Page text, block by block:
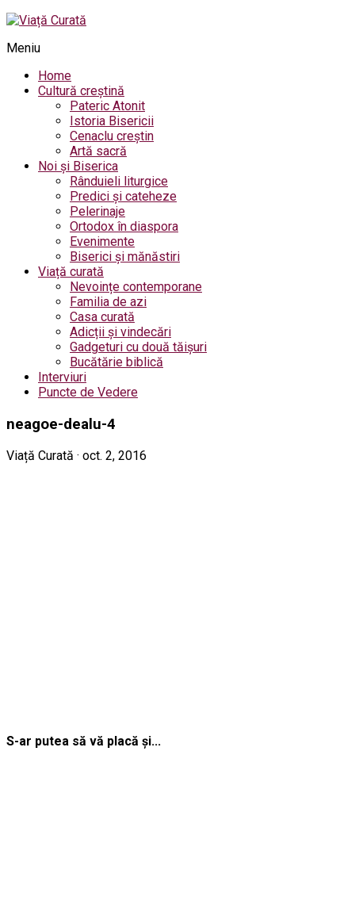
Meniu
Home
Cultură creștină
Pateric Atonit
Istoria Bisericii
Cenaclu creștin
Artă sacră
Noi și Biserica
Rânduieli liturgice
Predici și cateheze
Pelerinaje
Ortodox în diaspora
Evenimente
Biserici și mănăstiri
Viață curată
Nevoințe contemporane
Familia de azi
Casa curată
Adicții și vindecări
Gadgeturi cu două tăișuri
Bucătărie biblică
Interviuri
Puncte de Vedere
neagoe-dealu-4
Viață Curată · oct. 2, 2016
S-ar putea să vă placă și...